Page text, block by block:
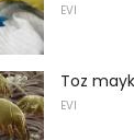
EVI
Toz
EVI